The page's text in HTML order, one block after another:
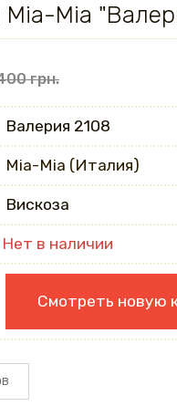
Mia
грн.
Валерия 2108
Mia-Mia (Италия)
Вискоза
Нет в наличии
Смотреть новую